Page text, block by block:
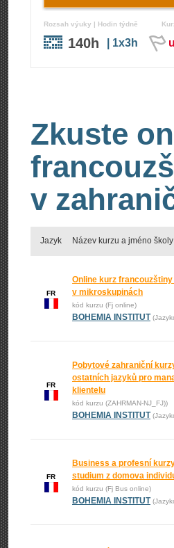
Rozsah výuky | Hodin týdně
140h | 1x3h
Zkuste
v
Jazyk Název kurzu a jméno školy
FR
Online kurz
v mikroskupinách
kód kurzu (Fj online)
BOHEMIA INSTITUT
FR
Pobytové zahraniční
ostatních jazyků pro
klientelu
kód kurzu (ZAHRMAN-NJ_FJ))
BOHEMIA INSTITUT
FR
Business a profesní
studium z domova
kód kurzu (Fj Bus online)
BOHEMIA INSTITUT